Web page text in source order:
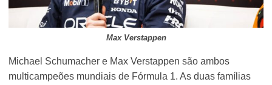
Max Verstappen
Michael Schumacher e Max Verstappen são ambos
multicampeões mundiais de Fórmula 1. As duas famílias